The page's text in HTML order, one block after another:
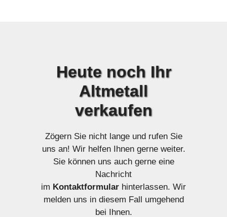
Heutenoch Ihr
Altmetall
verkaufen
Zögern Sie nicht lange und rufen Sie
uns an! Wir helfen Ihnen gerne weiter.
Sie können uns auch gerne eine
Nachricht
im Kontaktformular hinterlassen. Wir
melden uns in diesem Fall umgehend
bei Ihnen.